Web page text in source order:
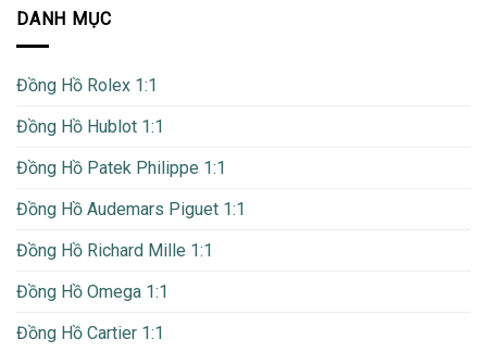
DANH MỤC
Đồng Hồ Rolex 1:1
Đồng Hồ Hublot 1:1
Đồng Hồ Patek Philippe 1:1
Đồng Hồ Audemars Piguet 1:1
Đồng Hồ Richard Mille 1:1
Đồng Hồ Omega 1:1
Đồng Hồ Cartier 1:1